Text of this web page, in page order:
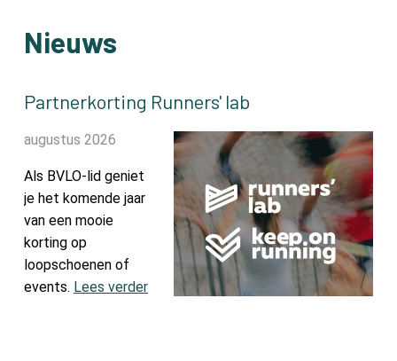
Nieuws
Partnerkorting Runners' lab
augustus 2026
Als BVLO-lid geniet
je het komende jaar
van een mooie
korting op
loopschoenen of
events. Lees verder